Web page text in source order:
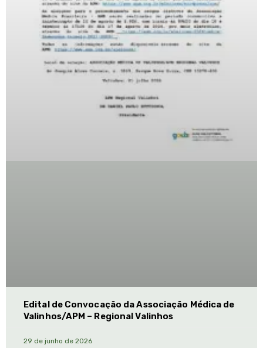
Edital de Convocação da Associação Médica de
Valinhos/APM – Regional Valinhos
29 de junho de 2026